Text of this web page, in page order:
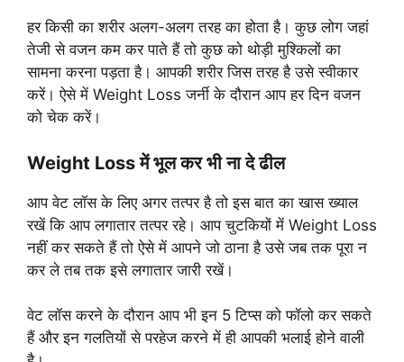
हर किसी का शरीर अलग-अलग तरह का होता है। कुछ लोग जहां
तेजी से वजन कम कर पाते हैं तो कुछ को थोड़ी मुश्किलों का
सामना करना पड़ता है। आपकी शरीर जिस तरह है उसे स्वीकार
करें। ऐसे में Weight Loss जर्नी के दौरान आप हर दिन वजन
को चेक करें।
Weight Loss में भूल कर भी ना दे ढील
आप वेट लॉस के लिए अगर तत्पर है तो इस बात का खास ख्याल
रखें कि आप लगातार तत्पर रहे। आप चुटकियों में Weight Loss
नहीं कर सकते हैं तो ऐसे में आपने जो ठाना है उसे जब तक पूरा न
कर ले तब तक इसे लगातार जारी रखें।
वेट लॉस करने के दौरान आप भी इन 5 टिप्स को फॉलो कर सकते
हैं और इन गलतियों से परहेज करने में ही आपकी भलाई होने वाली